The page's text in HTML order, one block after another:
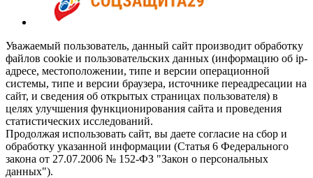
Уважаемый пользователь, данный сайт производит обработку
файлов cookie и пользовательских данных (информацию об ip-
адресе, местоположении, типе и версии операционной
системы, типе и версии браузера, источнике переадресации на
сайт, и сведения об открытых страницах пользователя) в
целях улучшения функционирования сайта и проведения
статистических исследований.
Продолжая использовать сайт, вы даете согласие на сбор и
обработку указанной информации (Статья 6 Федерального
закона от 27.07.2006 № 152-ФЗ "Закон о персональных
данных").